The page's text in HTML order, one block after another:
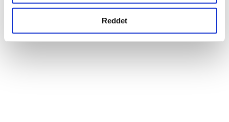
gerçekleştirilen veri işleme faaliyetleri ile ilgili daha
detaylı bilgi almak için lütfentıklayınız.
Reddet